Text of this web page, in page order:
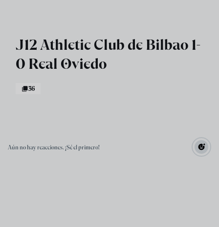
J12 Athletic Club de Bilbao 1-
0 Real Oviedo
36
Aún no hay reacciones. ¡Sé el primero!